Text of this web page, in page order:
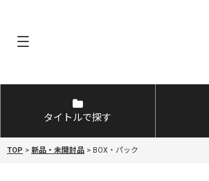
タイトルで探す
TOP > 新品・未開封品 > BOX・パック